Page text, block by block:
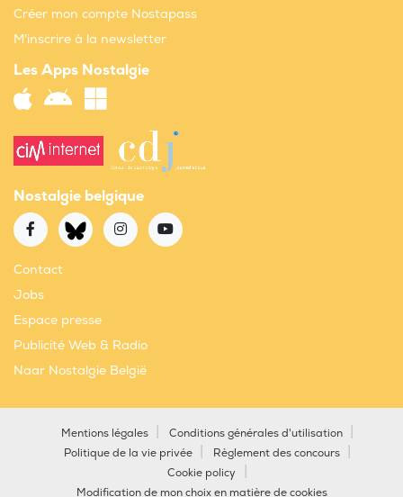
Créer mon compte Nostapass
M'inscrire à la newsletter
Les Apps Nostalgie
Nostalgie belgique
Contact
Jobs
Espace presse
Publicité Web & Radio
Naar Nostalgie België
Mentions légales
Conditions générales d'utilisation
Politique de la vie privée
Règlement des concours
Cookie policy
Modification de mon choix en matière de cookies